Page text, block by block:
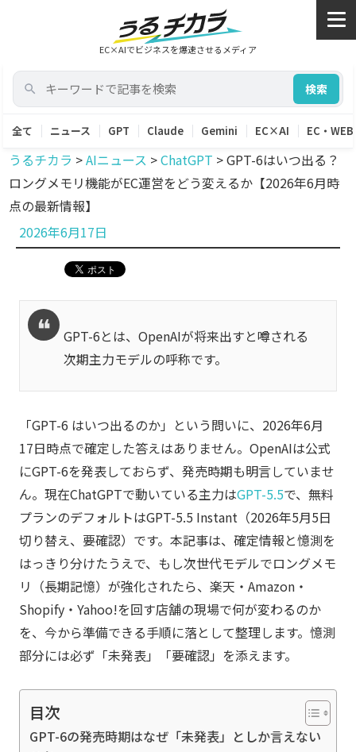
EC×AIでビジネスを爆速させるメディア
検索
全て ニュース GPT Claude Gemini EC×AI EC・WEB
うるチカラ >AIニュース >ChatGPT >GPT-6はいつ出る？
ロングメモリ機能がEC運営をどう変えるか【2026年6月時
点の最新情報】
投
稿
2026年6月17日
GPT-6とは、OpenAIが将来出すと噂される
次期主力モデルの呼称です。
「GPT-6 はいつ出るのか」という問いに、2026年6月
17日時点で確定した答えはありません。OpenAIは公式
にGPT-6を発表しておらず、発売時期も明言していませ
ん。現在ChatGPTで動いている主力はGPT-5.5で、無料
プランのデフォルトはGPT-5.5 Instant（2026年5月5日
切り替え、要確認）です。本記事は、確定情報と憶測を
はっきり分けたうえで、もし次世代モデルでロングメモ
リ（長期記憶）が強化されたら、楽天・Amazon・
Shopify・Yahoo!を回す店舗の現場で何が変わるのか
を、今から準備できる手順に落として整理します。憶測
部分には必ず「未発表」「要確認」を添えます。
目次
GPT-6の発売時期はなぜ「未発表」としか言えない